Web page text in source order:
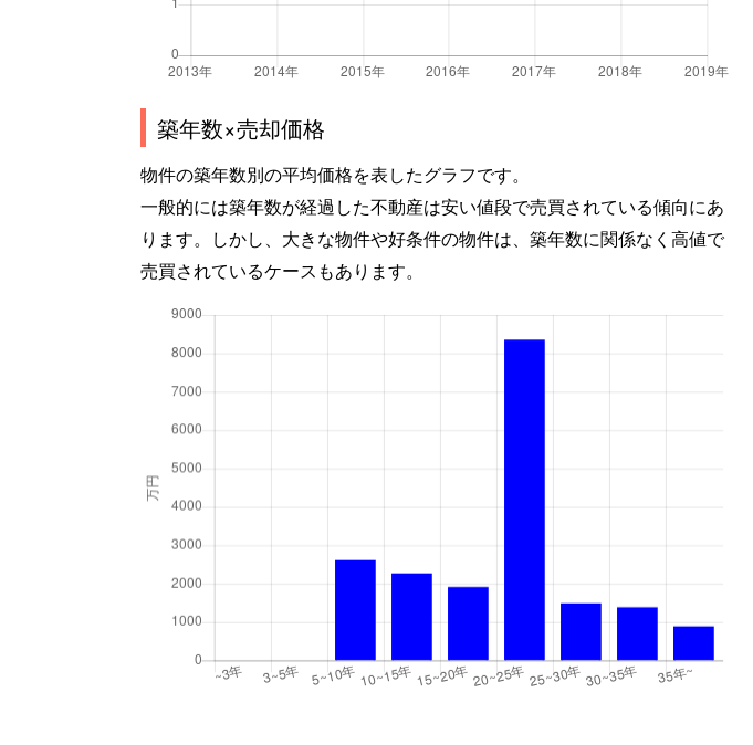
築年数×売却価格
物件の築年数別の平均価格を表したグラフです。
一般的には築年数が経過した不動産は安い値段で売買されている傾向にあ
ります。しかし、大きな物件や好条件の物件は、築年数に関係なく高値で
売買されているケースもあります。